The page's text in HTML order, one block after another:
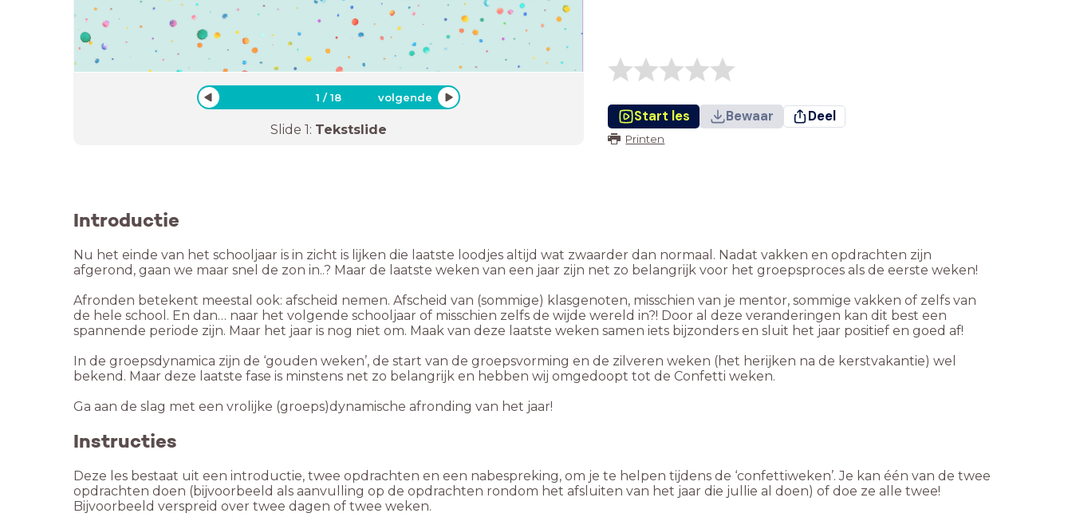
1 /18 volgende
Slide 1: Tekstslide
Start les Bewaar Deel
Printen
Introductie
Nu het einde van het schooljaar is in zicht is lijken die laatste loodjes altijd wat zwaarder dan normaal. Nadat vakken en opdrachten zijn
afgerond, gaan we maar snel de zon in..? Maar de laatste weken van een jaar zijn net zo belangrijk voor het groepsproces als de eerste weken!
Afronden betekent meestal ook: afscheid nemen. Afscheid van (sommige) klasgenoten, misschien van je mentor, sommige vakken of zelfs van
de hele school. En dan… naar het volgende schooljaar of misschien zelfs de wijde wereld in?! Door al deze veranderingen kan dit best een
spannende periode zijn. Maar het jaar is nog niet om. Maak van deze laatste weken samen iets bijzonders en sluit het jaar positief en goed af!
In de groepsdynamica zijn de ‘gouden weken’, de start van de groepsvorming en de zilveren weken (het herijken na de kerstvakantie) wel
bekend. Maar deze laatste fase is minstens net zo belangrijk en hebben wij omgedoopt tot de Confetti weken.
Instructies
Deze les bestaat uit een introductie, twee opdrachten en een nabespreking, om je te helpen tijdens de ‘confettiweken’. Je kan één van de twee
opdrachten doen (bijvoorbeeld als aanvulling op de opdrachten rondom het afsluiten van het jaar die jullie al doen) of doe ze alle twee!
Bijvoorbeeld verspreid over twee dagen of twee weken.